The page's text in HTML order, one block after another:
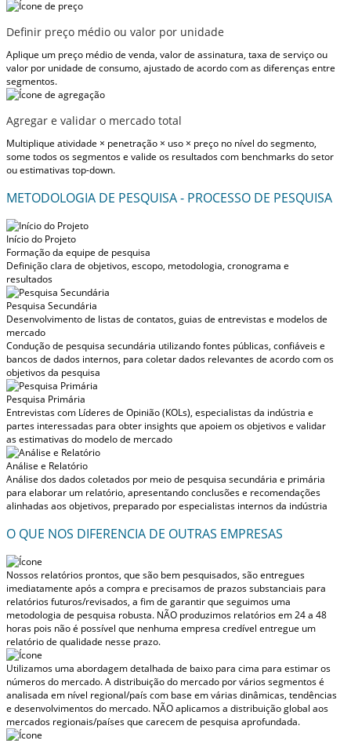
Definir preço médio ou valor por unidade
Aplique um preço médio de venda, valor de assinatura, taxa de serviço ou
valor por unidade de consumo, ajustado de acordo com as diferenças entre
segmentos.
Agregar e validar o mercado total
Multiplique atividade × penetração × uso × preço no nível do segmento,
some todos os segmentos e valide os resultados com benchmarks do setor
ou estimativas top-down.
METODOLOGIA DE PESQUISA - PROCESSO DE PESQUISA
Início do Projeto
Formação da equipe de pesquisa
Definição clara de objetivos, escopo, metodologia, cronograma e
resultados
Pesquisa Secundária
Desenvolvimento de listas de contatos, guias de entrevistas e modelos de
mercado
Condução de pesquisa secundária utilizando fontes públicas, confiáveis e
bancos de dados internos, para coletar dados relevantes de acordo com os
objetivos da pesquisa
Pesquisa Primária
Entrevistas com Líderes de Opinião (KOLs), especialistas da indústria e
partes interessadas para obter insights que apoiem os objetivos e validar
as estimativas do modelo de mercado
Análise e Relatório
Análise dos dados coletados por meio de pesquisa secundária e primária
para elaborar um relatório, apresentando conclusões e recomendações
alinhadas aos objetivos, preparado por especialistas internos da indústria
O QUE NOS DIFERENCIA DE OUTRAS EMPRESAS
Nossos relatórios prontos, que são bem pesquisados, são entregues
imediatamente após a compra e precisamos de prazos substanciais para
relatórios futuros/revisados, a fim de garantir que seguimos uma
metodologia de pesquisa robusta. NÃO produzimos relatórios em 24 a 48
horas pois não é possível que nenhuma empresa credível entregue um
relatório de qualidade nesse prazo.
Utilizamos uma abordagem detalhada de baixo para cima para estimar os
números do mercado. A distribuição do mercado por vários segmentos é
analisada em nível regional/país com base em várias dinâmicas, tendências
e desenvolvimentos do mercado. NÃO aplicamos a distribuição global aos
mercados regionais/paísesque carecem de pesquisa aprofundada.